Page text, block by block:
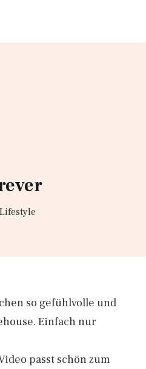
Lifestyle
so gefühlvolle und
Einfach nur
passt schön zum